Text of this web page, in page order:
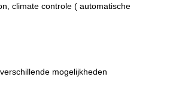
climate controle ( automatische
mogelijkheden